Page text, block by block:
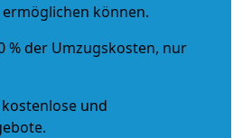
können.
% der Umzugskosten, nur
und